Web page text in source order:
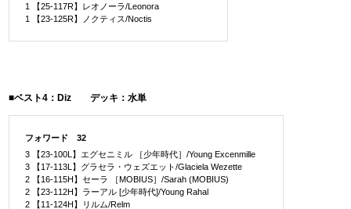
1 【25-117R】レオノーラ/Leonora
1 【23-125R】ノクティス/Noctis
■ベスト4：Diz デッキ：水単
フォワード 32
3 【23-100L】エグセニミル ［少年時代］/Young Excenmille
3 【17-113L】グラセラ・ウェズエット/Glaciela Wezette
2 【16-115H】セーラ ［MOBIUS］/Sarah (MOBIUS)
2 【23-112H】ラーアル [少年時代]/Young Rahal
2 【11-124H】リルム/Relm